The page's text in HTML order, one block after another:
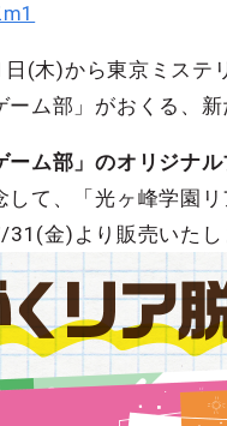
(木)から東京ミステ
ーム部」がおくる、
ーム部」のオリジナ
して、「光ヶ峰学園
金)より販売いたし